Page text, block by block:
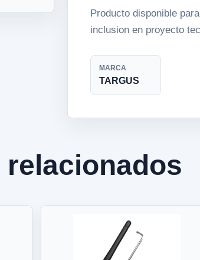
Producto disponible
inclusion en proyecto
MARCA
TARGUS